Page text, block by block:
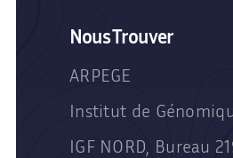
Nous Trouver
ARPEGE
Institut de
IGF NORD, Bureau